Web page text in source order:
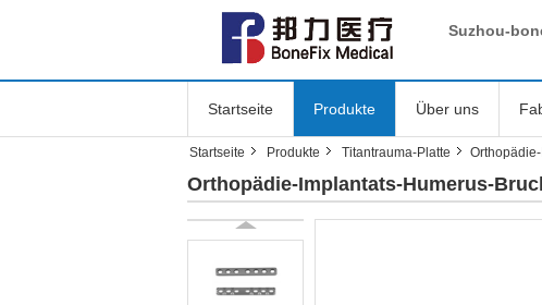
Suzhou-
Startseite Produkte Über uns
Startseite Produkte Titantrauma-Platte
Orthopädie-Implantats-Humerus-